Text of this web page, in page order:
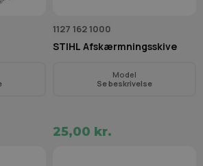
1127 162 1000
STIHL Afskærmningsskive
Model
Se beskrivelse
25,00 kr.